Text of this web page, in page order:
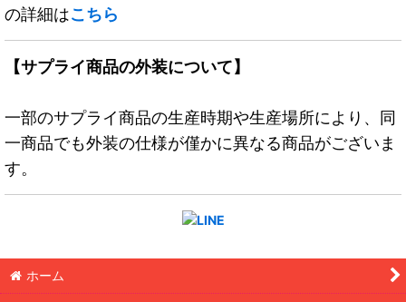
の詳細はこちら
【サプライ商品の外装について】
一部のサプライ商品の生産時期や生産場所により、同
一商品でも外装の仕様が僅かに異なる商品がございま
す。
ホーム